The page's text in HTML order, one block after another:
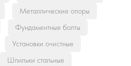
Металлические опоры
Фундаментные болты
Установки очистные
Шпильки стальные